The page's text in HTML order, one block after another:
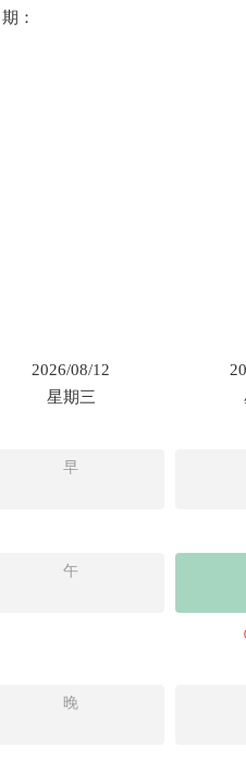
：
2026/08/12
星期三
早
午
晚